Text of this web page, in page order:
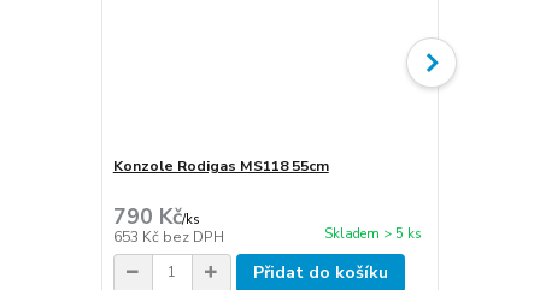
Konzole Rodigas MS118 55cm
790 Kč/ks
653 Kč bez DPH Skladem > 5 ks
Přidat do košíku